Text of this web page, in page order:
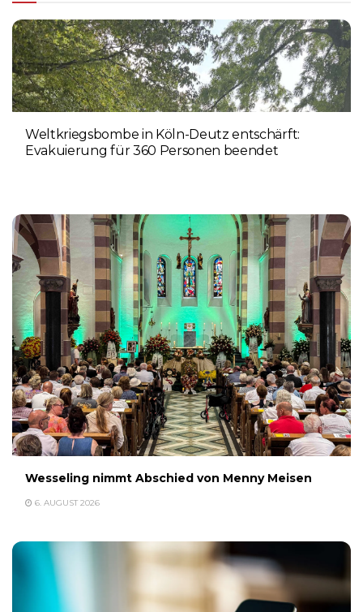
Weltkriegsbombe in Köln-Deutz entschärft:
Evakuierung für 360 Personen beendet
Wesseling nimmt Abschied von Menny Meisen
6. AUGUST 2026